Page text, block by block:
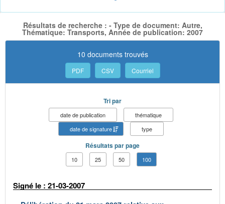
Résultats de recherche : - Type de document: Autre,
Thématique: Transports, Année de publication: 2007
10 documents trouvés
PDF CSV Courriel
Tri par
date de publication
thématique
date de signature
type
Résultats par page
10 25 50 100
Signé le : 21-03-2007